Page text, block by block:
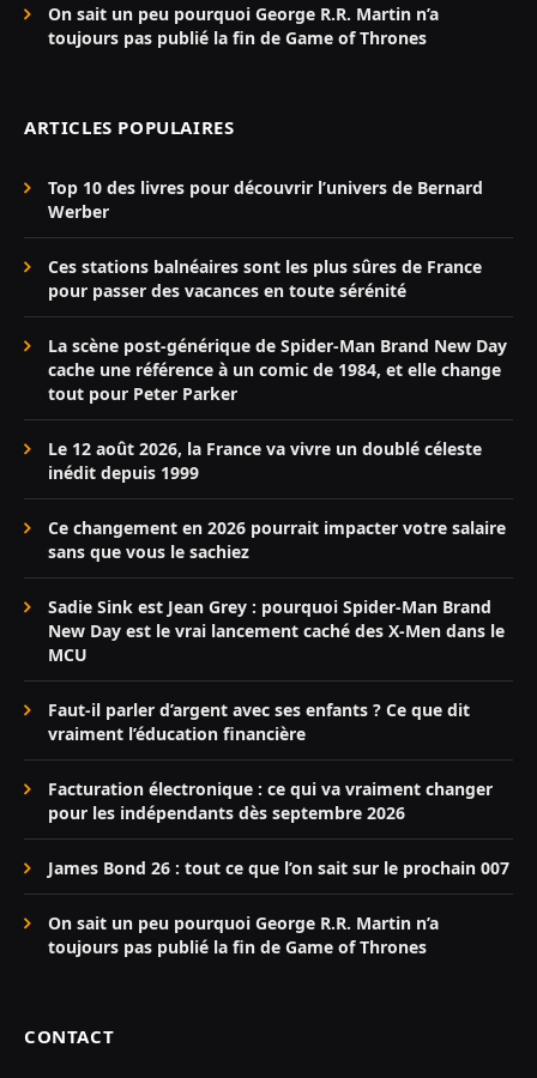
On sait un peu pourquoi George R.R. Martin n’a
toujours pas publié la fin de Game of Thrones
ARTICLES POPULAIRES
Top 10 des livres pour découvrir l’univers de Bernard
Werber
Ces stations balnéaires sont les plus sûres de France
pour passer des vacances en toute sérénité
La scène post-générique de Spider-Man Brand New Day
cache une référence à un comic de 1984, et elle change
tout pour Peter Parker
Le 12 août 2026, la France va vivre un doublé céleste
inédit depuis 1999
Ce changement en 2026 pourrait impacter votre salaire
sans que vous le sachiez
Sadie Sink est Jean Grey : pourquoi Spider-Man Brand
New Day est le vrai lancement caché des X-Men dans le
MCU
Faut-il parler d’argent avec ses enfants ? Ce que dit
vraiment l’éducation financière
Facturation électronique : ce qui va vraiment changer
pour les indépendants dès septembre 2026
James Bond 26 : tout ce que l’on sait sur le prochain 007
On sait un peu pourquoi George R.R. Martin n’a
toujours pas publié la fin de Game of Thrones
CONTACT